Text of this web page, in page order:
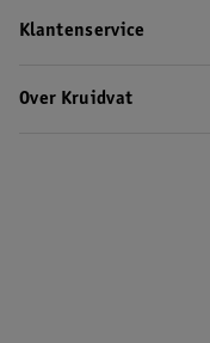
Klantenservice
Over Kruidvat